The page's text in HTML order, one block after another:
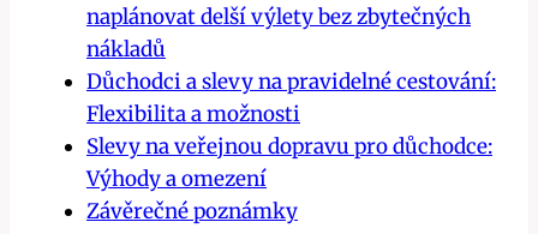
naplánovat delší výlety bez zbytečných
nákladů
Důchodci a slevy na pravidelné cestování:
Flexibilita a možnosti
Slevy na veřejnou dopravu pro důchodce:
Výhody a omezení
Závěrečné poznámky